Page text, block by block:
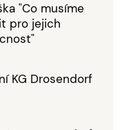
"Co musíme
pro jejich
KG Drosendorf